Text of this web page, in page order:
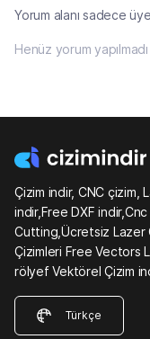
Yorum alanı sadece
Henüz yorum yapılmadı
Çizim indir, CNC çizim,
indir,Free DXF
Cutting,Ücretsiz Lazer
Çizimleri Free Vectors
rölyef Vektörel Çizim
Türkçe